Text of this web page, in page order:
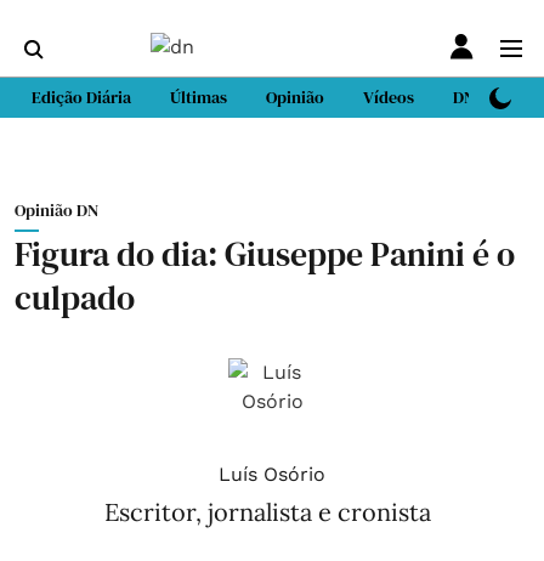
Edição Diária Últimas Opinião Vídeos DN Sport
Opinião DN
Figura do dia: Giuseppe Panini é o
culpado
Luís Osório
Escritor, jornalista e cronista